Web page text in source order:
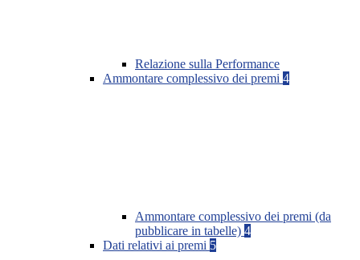
Relazione sulla Performance
Ammontare complessivo dei premi 4
Ammontare complessivo dei premi (da
pubblicare in tabelle) 4
Dati relativi ai premi 5